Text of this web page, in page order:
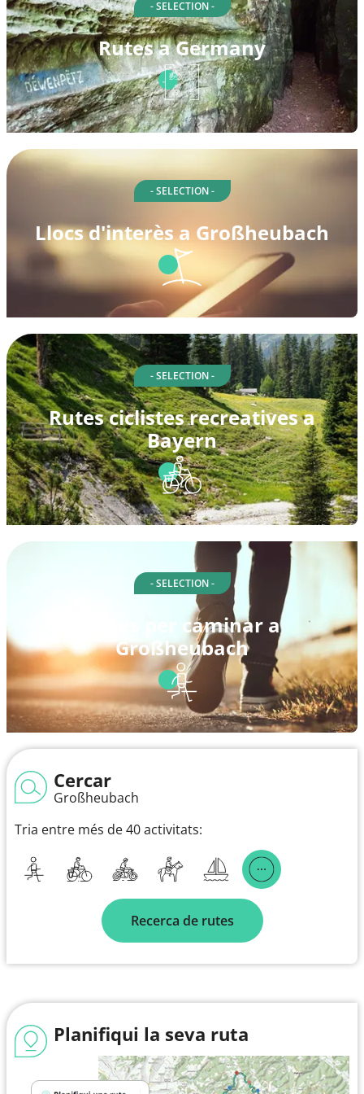
- SELECTION -
Rutes a Germany
- SELECTION -
Llocs d'interès a Großheubach
- SELECTION -
Rutes ciclistes recreatives a
Bayern
- SELECTION -
Rutes per caminar a
Großheubach
Cercar
Großheubach
Tria entre més de 40 activitats:
Recerca de rutes
Planifiqui la seva ruta